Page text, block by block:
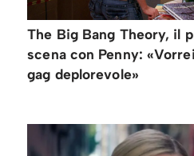
The Big Bang Theory, il
scena con Penny:
gag deplorevole»